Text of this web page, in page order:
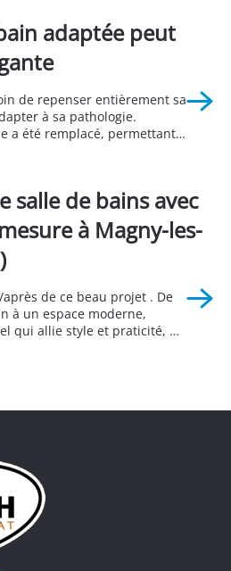
Un meuble vasque
un fauteuil roulant a
adaptée peut
de repenser entièrement sa
à sa pathologie.
a été remplacé, permettant
les critères de confort et
salle de bains avec
à Magny-les-
de ce beau projet . De
à un espace moderne,
qui allie style et praticité, où